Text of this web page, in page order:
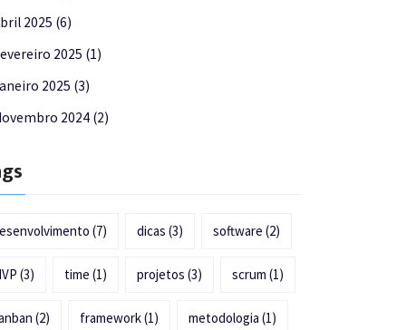
2025 (6)
2025 (1)
2025 (3)
2024 (2)
(7) dicas (3) software (2)
(3) time (1) projetos (3) scrum (1)
(2) framework(1) metodologia (1)